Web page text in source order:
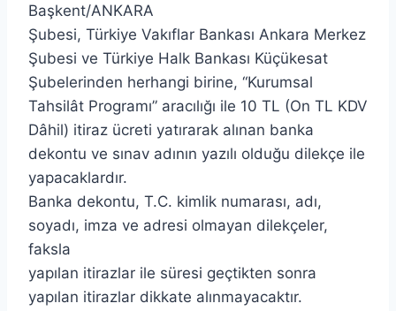
Başkent/ANKARA
Şubesi, Türkiye Vakıflar Bankası Ankara Merkez
Şubesi ve Türkiye Halk Bankası Küçükesat
Şubelerinden herhangi birine, “Kurumsal
Tahsilât Programı” aracılığı ile 10 TL (On TL KDV
Dâhil) itiraz ücreti yatırarak alınan banka
dekontu ve sınav adının yazılı olduğu dilekçe ile
yapacaklardır.
Banka dekontu, T.C. kimlik numarası, adı,
soyadı, imza ve adresi olmayan dilekçeler,
faksla
yapılan itirazlar ile süresi geçtikten sonra
yapılan itirazlar dikkate alınmayacaktır.